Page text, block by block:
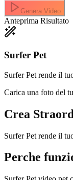
Genera Video
Anteprima Risultato
Surfer Pet
Surfer Pet rende il
Carica una foto del
Crea
Surfer Pet rende il
Perche